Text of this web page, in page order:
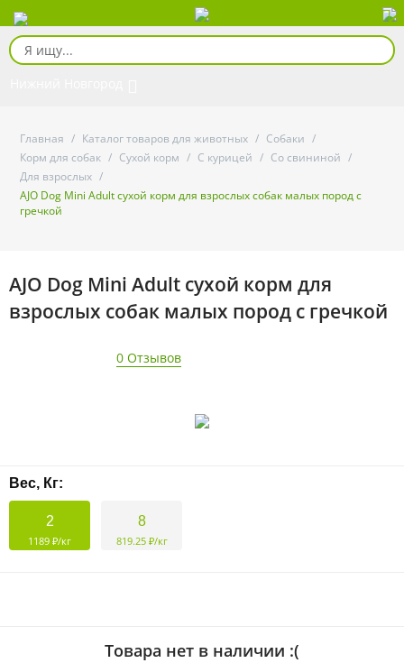
Главная / Каталог товаров для животных / Собаки /
Корм для собак / Сухой корм / С курицей / Со свининой /
Для взрослых /
AJO Dog Mini Adult сухой корм для взрослых собак малых пород с
гречкой
AJO Dog Mini Adult сухой корм для
взрослых собак малых пород с гречкой
0 Отзывов
Вес, Кг:
2
1189 ₽/кг
8
819.25 ₽/кг
Товара нет в наличии :(